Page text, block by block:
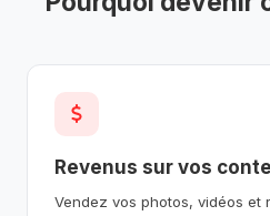
Revenus sur vos
Vendez vos photos, vidéos et